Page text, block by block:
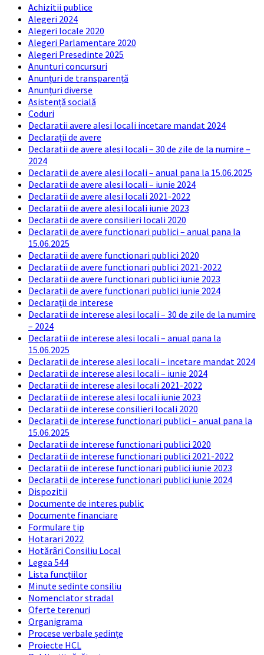
Achizitii publice
Alegeri 2024
Alegeri locale 2020
Alegeri Parlamentare 2020
Alegeri Presedinte 2025
Anunturi concursuri
Anunțuri de transparență
Anunțuri diverse
Asistență socială
Coduri
Declaratii avere alesi locali incetare mandat 2024
Declarații de avere
Declaratii de avere alesi locali – 30 de zile de la numire –
2024
Declaratii de avere alesi locali – anual pana la 15.06.2025
Declaratii de avere alesi locali – iunie 2024
Declaratii de avere alesi locali 2021-2022
Declaratii de avere alesi locali iunie 2023
Declaratii de avere consilieri locali 2020
Declaratii de avere functionari publici – anual pana la
15.06.2025
Declaratii de avere functionari publici 2020
Declaratii de avere functionari publici 2021-2022
Declaratii de avere functionari publici iunie 2023
Declaratii de avere functionari publici iunie 2024
Declarații de interese
Declaratii de interese alesi locali – 30 de zile de la numire
– 2024
Declaratii de interese alesi locali – anual pana la
15.06.2025
Declaratii de interese alesi locali – incetare mandat 2024
Declaratii de interese alesi locali – iunie 2024
Declaratii de interese alesi locali 2021-2022
Declaratii de interese alesi locali iunie 2023
Declaratii de interese consilieri locali 2020
Declaratii de interese functionari publici – anual pana la
15.06.2025
Declaratii de interese functionari publici 2020
Declaratii de interese functionari publici 2021-2022
Declaratii de interese functionari publici iunie 2023
Declaratii de interese functionari publici iunie 2024
Dispozitii
Documente de interes public
Documente financiare
Formulare tip
Hotarari 2022
Hotărâri Consiliu Local
Legea 544
Lista funcțiilor
Minute sedinte consiliu
Nomenclator stradal
Oferte terenuri
Organigrama
Procese verbale ședințe
Proiecte HCL